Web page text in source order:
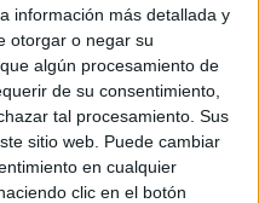
información más detallada y
otorgar o negar su
algún procesamiento de
de su consentimiento,
tal procesamiento. Sus
sitio web. Puede cambiar
en cualquier
clic en el botón
su destreza en la
Sporting
28/07/2024
al plato a cargo de
27/07/2024